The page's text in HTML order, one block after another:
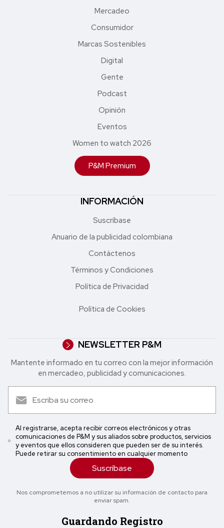
Mercadeo
Consumidor
Marcas Sostenibles
Digital
Gente
Podcast
Opinión
Eventos
Women to watch 2026
P&M Premium
INFORMACIÓN
Suscríbase
Anuario de la publicidad colombiana
Contáctenos
Términos y Condiciones
Política de Privacidad
Política de Cookies
NEWSLETTER P&M
Mantente informado en tu correo con la mejor in formación
en mercadeo, publicidad y comunicaciones.
Al registrarse, acepta recibir correos electrónicos y otras
comunicaciones de P&M y sus aliados sobre productos, servicios
y eventos que ellos consideren que pueden ser de su interés.
Puede retirar su consentimiento en cualquier momento
Suscríbase
Nos comprometemos a no utilizar su información de contacto para
enviar spam.
Guardando Registro